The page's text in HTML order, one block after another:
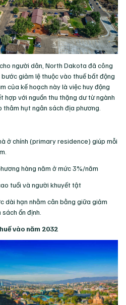
người dân, North Dakota đã công
giảm lệ thuộc vào thuế bất động
của kế hoạch này là việc huy động
hợp với nguồn thu thặng dư từ ngành
thâm hụt ngân sách địa phương.
ở chính (primary residence) giúp mỗi
hàng năm ở mức 3%/năm
tuổi và người khuyết tật
dài hạn nhằm cân bằng giữa giảm
ổn định.
vào năm 2032